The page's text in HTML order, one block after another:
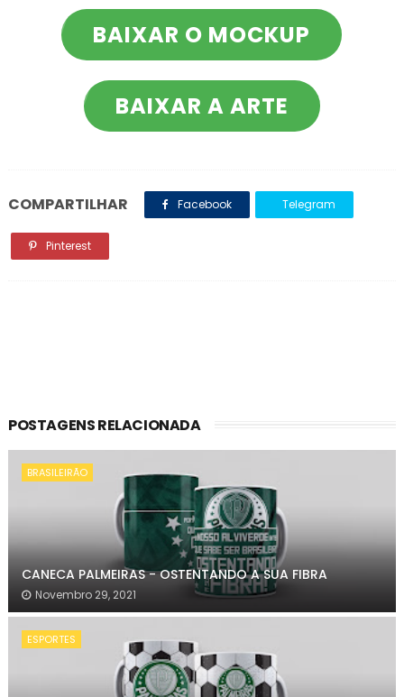
BAIXAR O MOCKUP
BAIXAR A ARTE
COMPARTILHAR Facebook Telegram
Pinterest
POSTAGENS RELACIONADA
BRASILEIRÃO
CANECA PALMEIRAS - OSTENTANDO A SUA FIBRA
Novembro 29, 2021
ESPORTES